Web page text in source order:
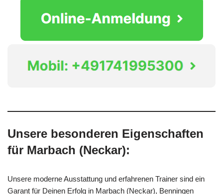
Unsere besonderen Eigenschaften
für Marbach (Neckar):
Unsere moderne Ausstattung und erfahrenen Trainer sind ein
Garant für Deinen Erfolg in Marbach (Neckar), Benningen